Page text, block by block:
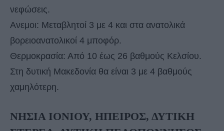
νεφώσεις.
Ανεμοι: Μεταβλητοί 3 με 4 και στα ανατολικά
βορειοανατολικοί 4 μποφόρ.
Θερμοκρασία: Από 10 έως 26 βαθμούς Κελσίου.
Στη δυτική Μακεδονία θα είναι 3 με 4 βαθμούς
χαμηλότερη.
ΝΗΣΙΑ ΙΟΝΙΟΥ, ΗΠΕΙΡΟΣ, ΔΥΤΙΚΗ